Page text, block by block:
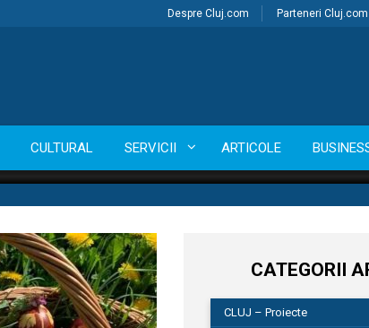
Despre Cluj.com Parteneri Cluj.com
CULTURAL SERVICII ARTICOLE
CATEGORII
CLUJ – Proiecte